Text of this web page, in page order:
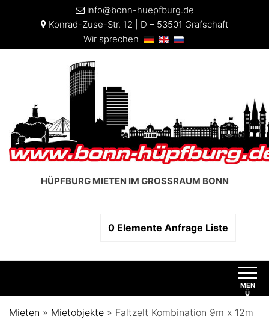
info@bonn-huepfburg.de
Konrad-Zuse-Str. 12 | D – 53501 Grafschaft
Wir sprechen
HÜPFBURG MIETEN IM GROSSRAUM BONN
0 Elemente Anfrage Liste
MEN
Ü
Mieten » Mietobjekte » Faltzelt Kombination 9m x 12m